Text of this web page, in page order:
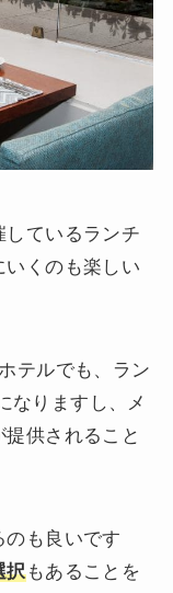
しているランチ
いくのも楽しい
テルでも、ラン
なりますし、メ
供されること
のも良いです
択もあることを